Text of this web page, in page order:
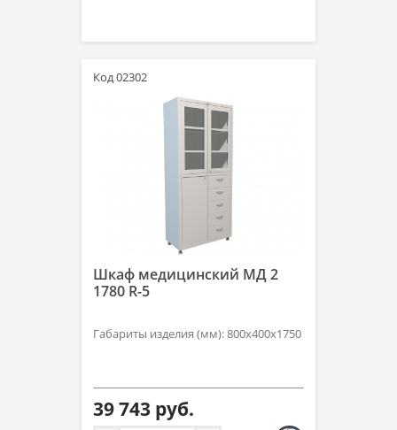
Код 02302
Шкаф медицинский МД 2
1780 R-5
Габариты изделия (мм): 800х400х1750
39 743 руб.